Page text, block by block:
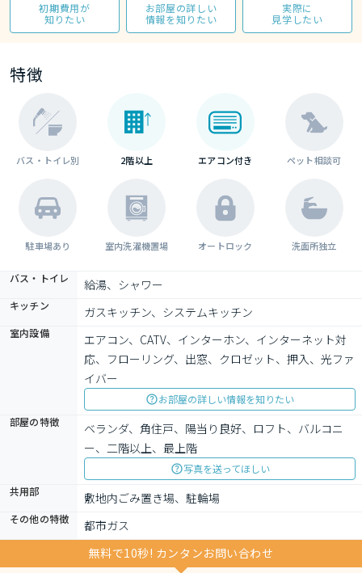
初期費用が
知りたい
お部屋の詳しい
情報を知りたい
実際に
見学したい
特徴
バス・トイレ別 2階以上 エアコン付き ペット相談可
駐車場あり 室内洗濯機置場 オートロック 洗面所独立
バス・トイレ 給湯、シャワー
キッチン ガスキッチン、システムキッチン
室内設備
エアコン、CATV、インターホン、インターネット対
応、フローリング、出窓、クロゼット、押入、光ファ
イバー
お部屋の詳しい情報を知りたい
部屋の特徴
ベランダ、角住戸、陽当り良好、ロフト、バルコニ
ー、二階以上、最上階
写真を送ってほしい
共用部
敷地内ごみ置き場、駐輪場
その他の特徴
都市ガス
無料で10秒! カンタンお問い合わせ